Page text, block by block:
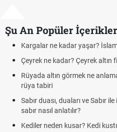
Şu An Popüler İçerikler
karga ne anlama gelir?
kaç TL?
8 kısa maddede Altın
ayetler hadisler! Kuran'da
sonra ne yapılmalı